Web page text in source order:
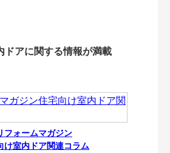
ドアに関する情報が満載
フォームマガジン
け室内ドア関連コラム